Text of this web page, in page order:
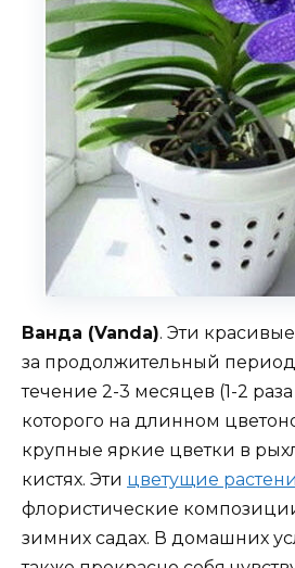
Ванда (Vanda). Эти
за продолжительный
течение 2-3 месяцев (1-2
которого на длинном
крупные яркие цветки в
кистях. Эти цветущие
флористические
зимних садах. В домашних